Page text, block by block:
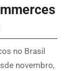
no Brasil
novembro,